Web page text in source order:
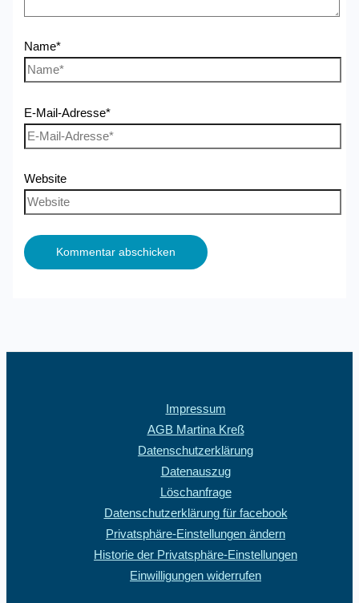
Name*
E-Mail-Adresse*
Website
Impressum
AGB Martina Kreß
Datenschutzerklärung
Datenauszug
Löschanfrage
Datenschutzerklärung für facebook
Privatsphäre-Einstellungen ändern
Historie der Privatsphäre-Einstellungen
Einwilligungen widerrufen